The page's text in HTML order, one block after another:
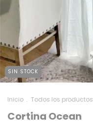
SIN STOCK
Inicio . Todos los productos
Cortina Ocean